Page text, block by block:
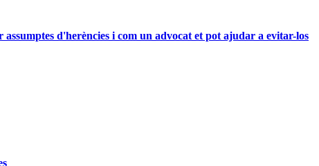
d'herències i com un advocat et pot ajudar a evitar-los